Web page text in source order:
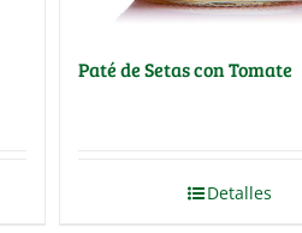
Paté de Setas con Tomate
Detalles